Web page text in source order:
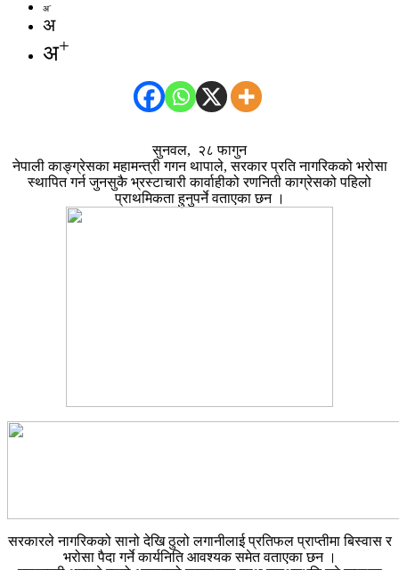
अ-
अ
अ+
सुनवल, २८ फागुन
नेपाली काङ्ग्रेसका महामन्त्री गगन थापाले, सरकार प्रति नागरिकको भरोसा
स्थापित गर्न जुनसुकै भ्रस्टाचारी कार्वाहीको रणनिती काग्रेसको पहिलो
प्राथमिकता हुनुपर्ने वताएका छन ।
सरकारले नागरिकको सानो देखि ठुलो लगानीलाई प्रतिफल प्राप्तीमा बिस्वास र
भरोसा पैदा गर्ने कार्यनिति आवश्यक समेत वताएका छन ।